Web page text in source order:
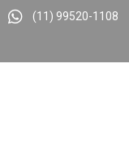
(11) 99520-1108